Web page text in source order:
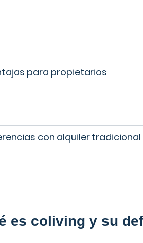
para propietarios
con alquiler tradicional
es coliving y su